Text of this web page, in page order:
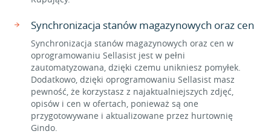
Synchronizacja stanów magazynowych oraz cen
Synchronizacja stanów magazynowych oraz cen w
oprogramowaniu Sellasist jest w pełni
zautomatyzowana, dzięki czemu unikniesz pomyłek.
Dodatkowo, dzięki oprogramowaniu Sellasist masz
pewność, że korzystasz z najaktualniejszych zdjęć,
opisów i cen w ofertach, ponieważ są one
przygotowywane i aktualizowane przez hurtownię
Gindo.